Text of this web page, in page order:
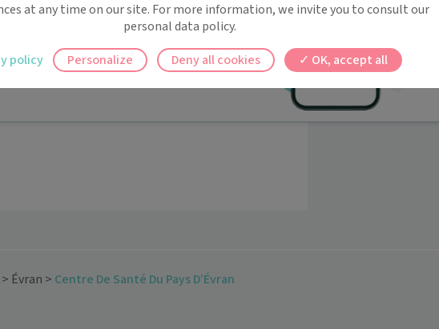
Dr Yoann
RENARD
Dr Benjamin
POIRIER
> Évran > Centre De Santé Du Pays D’Évran
rappels automatiques pour ne plus rien
at any time on our site. For more information, we invite you to consult our
personal data policy.
OK, accept all
Deny all cookies
Personalize
policy